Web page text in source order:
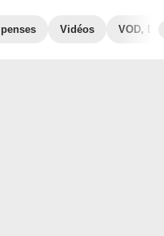
Vidéos VOD, DVD